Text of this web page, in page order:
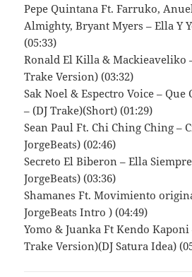
Pepe Quintana Ft. Farruko,
Almighty, Bryant Myers – Ella Y
(05:33)
Ronald El Killa & Mackieaveliko
Trake Version) (03:32)
Sak Noel & Espectro Voice – Que
– (DJ Trake)(Short) (01:29)
Sean Paul Ft. Chi Ching Ching –
JorgeBeats) (02:46)
Secreto El Biberon – Ella
JorgeBeats) (03:36)
Shamanes Ft. Movimiento
JorgeBeats Intro ) (04:49)
Yomo & Juanka Ft Kendo Kaponi
Trake Version)(DJ Satura Idea)